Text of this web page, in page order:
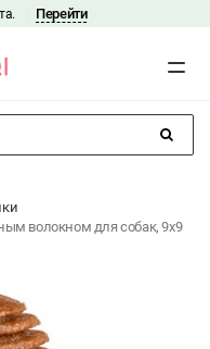
Перейти
волокном для собак, 9x9